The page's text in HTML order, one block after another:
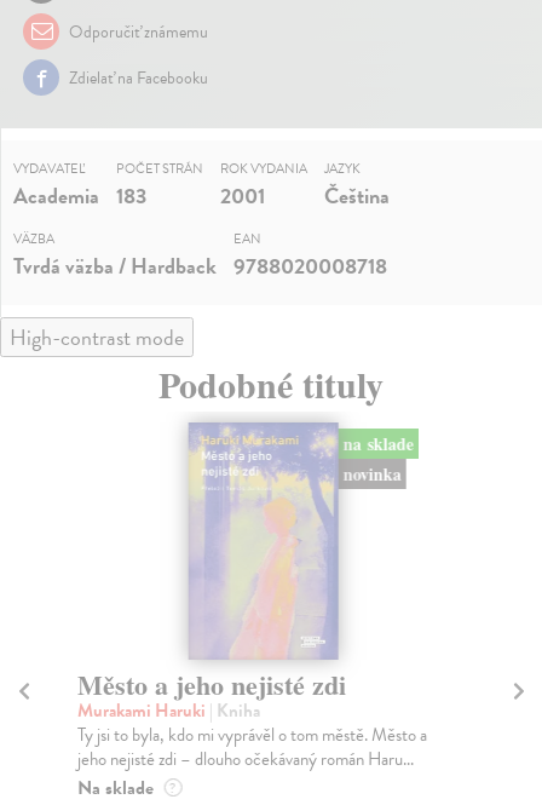
Odporučiť známemu
Zdielať na Facebooku
VYDAVATEĽ
Academia
POČET STRÁN
183
ROK VYDANIA
2001
JAZYK
Čeština
VÄZBA
Tvrdá väzba / Hardback
EAN
9788020008718
High-contrast mode
Podobné tituly
na sklade
novinka
Město a jeho nejisté zdi
Murakami Haruki| Kniha
Ty jsi to byla, kdo mi vyprávěl o tom městě. Město a
jeho nejisté zdi – dlouho očekávaný román Haru...
Na sklade ?